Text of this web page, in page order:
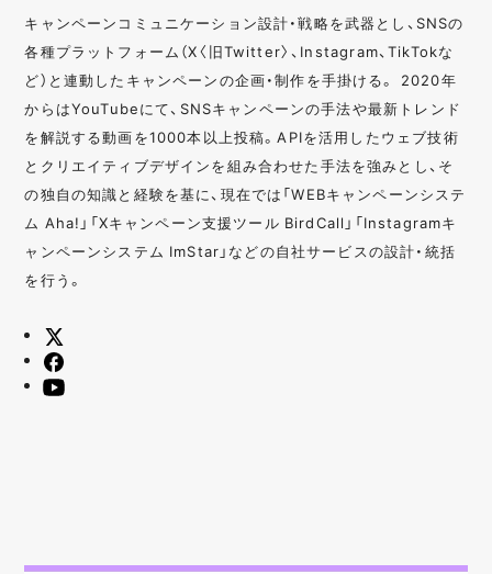
キャンペーンコミュニケーション設計・戦略を武器とし、SNSの
各種プラットフォーム（X〈旧Twitter〉、Instagram、TikTokな
ど）と連動したキャンペーンの企画・制作を手掛ける。 2020年
からはYouTubeにて、SNSキャンペーンの手法や最新トレンド
を解説する動画を1000本以上投稿。APIを活用したウェブ技術
とクリエイティブデザインを組み合わせた手法を強みとし、そ
の独自の知識と経験を基に、現在では「WEBキャンペーンシステ
ム Aha!」「Xキャンペーン支援ツール BirdCall」「Instagramキ
ャンペーンシステム ImStar」などの自社サービスの設計・統括
を行う。